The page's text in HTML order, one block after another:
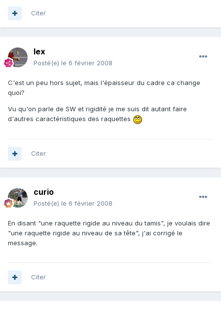
Citer
lex
Posté(e) le 6 février 2008
C'est un peu hors sujet, mais l'épaisseur du cadre ca change
quoi?
Vu qu'on parle de SW et rigidité je me suis dit autant faire
d'autres caractéristiques des raquettes
Citer
curio
Posté(e) le 6 février 2008
En disant "une raquette rigide au niveau du tamis", je voulais dire
"une raquette rigide au niveau de sa tête", j'ai corrigé le
message.
Citer